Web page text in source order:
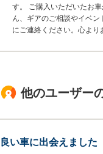
す。 ご購入いただいたお
ん、ギアのご相談やイベ
にご連絡ください。心より
他のユーザー
良い車に出会えました